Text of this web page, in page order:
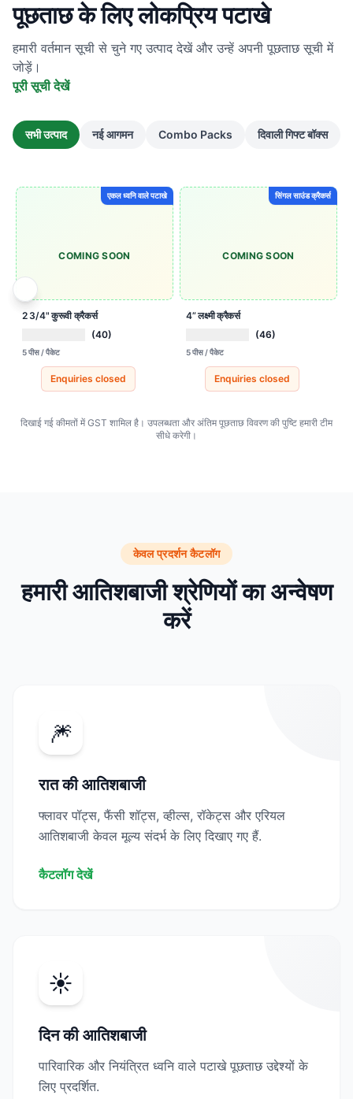
पूछताछ के लिए लोकप्रिय पटाखे
हमारी वर्तमान सूची से चुने गए उत्पाद देखें और उन्हें अपनी पूछताछ सूची में
जोड़ें।
पूरी सूची देखें
सभी उत्पाद नई आगमन Combo Packs दिवाली गिफ्ट बॉक्स
COMING SOON
एकल ध्वनि वाले पटाखे
2 3/4" कुरूवी क्रैकर्स
(40)
5 पीस / पैकेट
Enquiries closed
COMING SOON
सिंगल साउंड क्रैकर्स
4” लक्ष्मी क्रैकर्स
(46)
5 पीस / पैकेट
Enquiries closed
दिखाई गई कीमतों में GST शामिल है। उपलब्धता और अंतिम पूछताछ विवरण की पुष्टि हमारी टीम
सीधे करेगी।
केवल प्रदर्शन कैटलॉग
हमारी आतिशबाजी श्रेणियों का अन्वेषण
करें
🎆
रात की आतिशबाजी
फ्लावर पॉट्स, फैंसी शॉट्स, व्हील्स, रॉकेट्स और एरियल
आतिशबाजी केवल मूल्य संदर्भ के लिए दिखाए गए हैं.
कैटलॉग देखें
☀️
दिन की आतिशबाजी
पारिवारिक और नियंत्रित ध्वनि वाले पटाखे पूछताछ उद्देश्यों के
लिए प्रदर्शित.